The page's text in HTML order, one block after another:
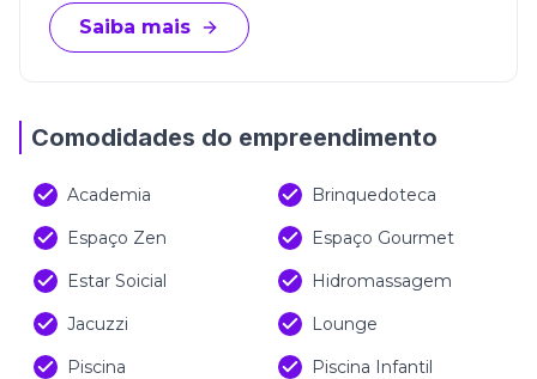
Saiba mais
Comodidades do empreendimento
Academia
Brinquedoteca
Espaço Zen
Espaço Gourmet
Estar Soicial
Hidromassagem
Jacuzzi
Lounge
Piscina
Piscina Infantil